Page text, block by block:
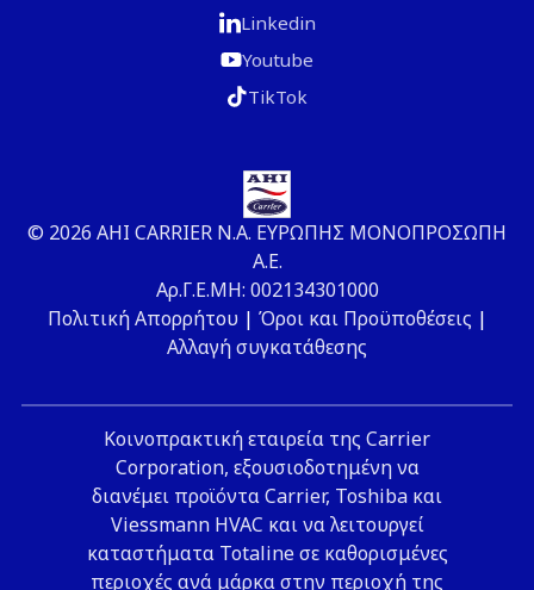
Linkedin
Youtube
TikTok
© 2026 ΑΗΙ CARRIER Ν.Α. ΕΥΡΩΠΗΣ ΜΟΝΟΠΡΟΣΩΠΗ
Α.Ε.
Αρ.Γ.Ε.ΜΗ: 002134301000
Πολιτική Απορρήτου | Όροι και Προϋποθέσεις |
Αλλαγή συγκατάθεσης
Κοινοπρακτική εταιρεία της Carrier
Corporation, εξουσιοδοτημένη να
διανέμει προϊόντα Carrier, Toshiba και
Viessmann HVAC και να λειτουργεί
καταστήματα Totaline σε καθορισμένες
περιοχές ανά μάρκα στην περιοχή της